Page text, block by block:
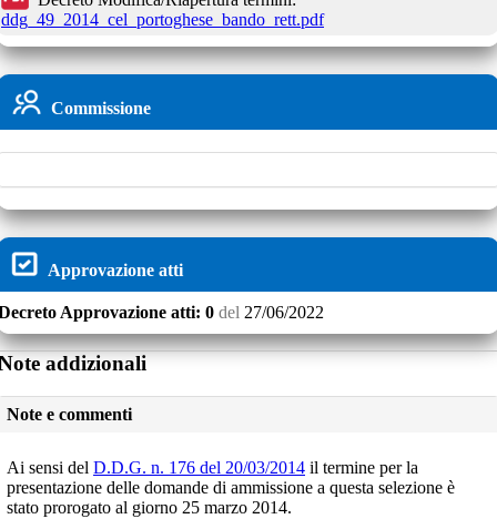
ddg_49_2014_cel_portoghese_bando_rett.pdf
Commissione
Approvazione atti
Approvazione atti: 0 del 27/06/2022
addizionali
Note e commenti
Ai sensi del D.D.G. n. 176 del 20/03/2014 il termine per la
presentazione delle domande di ammissione a questa selezione è
stato prorogato al giorno 25 marzo 2014.